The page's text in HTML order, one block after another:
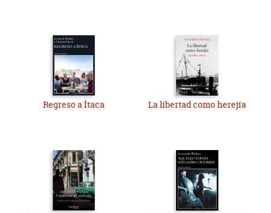
Regreso a Ítaca La libertad como herejía